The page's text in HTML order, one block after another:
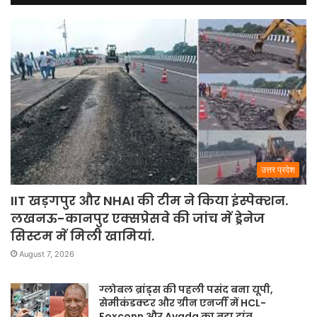
उत्तर प्रदेश
IIT खड़गपुर और NHAI की टीम ने किया इंस्पेक्शन.
लखनऊ-कानपुर एक्सप्रेसवे की जांच में ड्रेनेज
सिस्टम में मिली खामियां.
August 7, 2026
ग्लोबल ब्रांड्स की पहली पसंद बना यूपी,
सेमीकंडक्टर और ग्रीन एनर्जी में HCL-